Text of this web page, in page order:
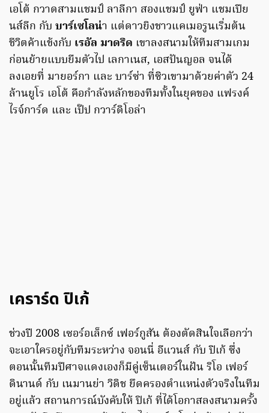
เอโต้ กวาดสามแชมป์ ลาลีกา สองแชมป์ ยูฟ่า แชมเปีย
นส์ลีก กับ บาร์เซโลน่า แต่ดาวยิงชาวแคเมอรูนเริ่มต้น
ชีวิตค้าแข้งกับ เรอัล มาดริด เขาลงสนามให้ทีมสามเกม
ก่อนย้ายแบบยืมตัวไป เลกาเนส, เอสปันญอล จนได้
ลงเอยที่ มายอร์กา และ บาร์ซ่า ที่ซิวเขามาด้วยค่าตัว 24
ล้านยูโร เอโต้ คือกำลังหลักของทีมทั้งในยุคของ แฟรงค์
ไรจ์การ์ด และ เป๊ป กวาร์ดิโอล่า
เคราร์ด ปิเก้
ช่วงปี 2008 เซอร์อเล็กซ์ เฟอร์กูสัน ต้องตัดสินใจเลือกว่า
จะเอาใครอยู่กับทีมระหว่าง จอนนี่ อีแวนส์ กับ ปิเก้ ซึ่ง
ตอนนั้นทีมปีศาจแดงเองก็มีคู่เซ็นเตอร์ในฝัน ริโอ เฟอร์
ดินานด์ กับ เนมานย่า วิดิช ยึดครองตำแหน่งตัวจริงในทีม
อยู่แล้ว สถานการณ์บังคับให้ ปิเก้ ที่ได้โอกาสลงสนามครั้ง